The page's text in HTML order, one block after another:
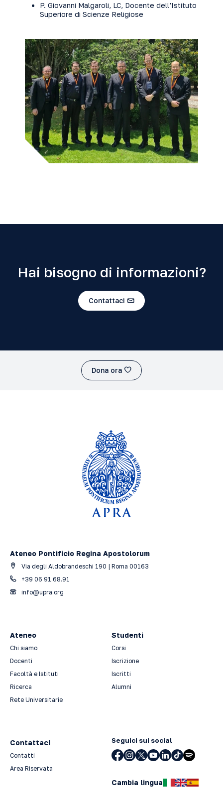
P. Giovanni Malgaroli, LC, Docente dell’Istituto
Superiore di Scienze Religiose
Hai bisogno di informazioni?
Contattaci
Dona ora
Ateneo Pontificio Regina Apostolorum
Via degli Aldobrandeschi 190 | Roma 00163
+39 06 91.68.91
info@upra.org
Ateneo
Chi siamo
Docenti
Facoltà e Istituti
Ricerca
Rete Universitarie
Studenti
Corsi
Iscrizione
Iscritti
Alumni
Contattaci
Contatti
Area Riservata
Seguici sui social
Cambia lingua